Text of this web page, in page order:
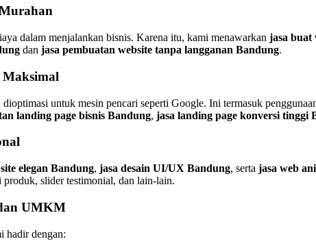
dalam menjalankan bisnis. Karena itu, kami menawarkan jasa buat
dan jasa pembuatan website tanpa langganan Bandung.
Maksimal
untuk mesin pencari seperti Google. Ini termasuk
landing page bisnis Bandung, jasa landing page konversi tinggi
elegan Bandung, jasa desain UI/UX Bandung, serta jasa web
slider testimonial, dan lain-lain.
UMKM
hadir dengan: